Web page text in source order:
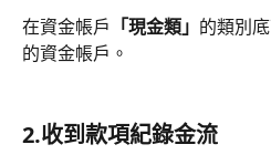
在資金帳戶 「現金類」 的類別
的資金帳戶。
2.收到款項紀錄金流